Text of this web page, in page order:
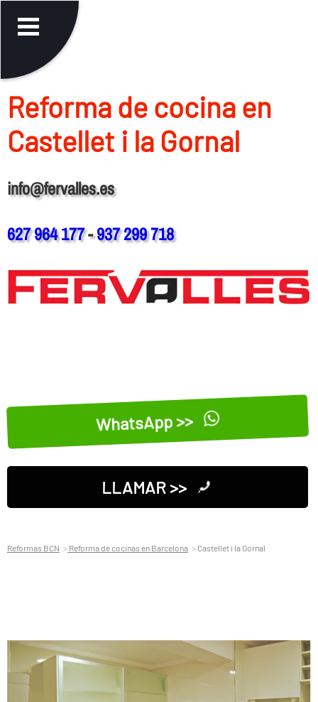
Reforma de cocina en
Castellet i la Gornal
info@fervalles.es
627 964 177-937 299 718
WhatsApp >>
LLAMAR >>
Reformas BCN Reforma de cocinas en Barcelona Castellet i la Gornal